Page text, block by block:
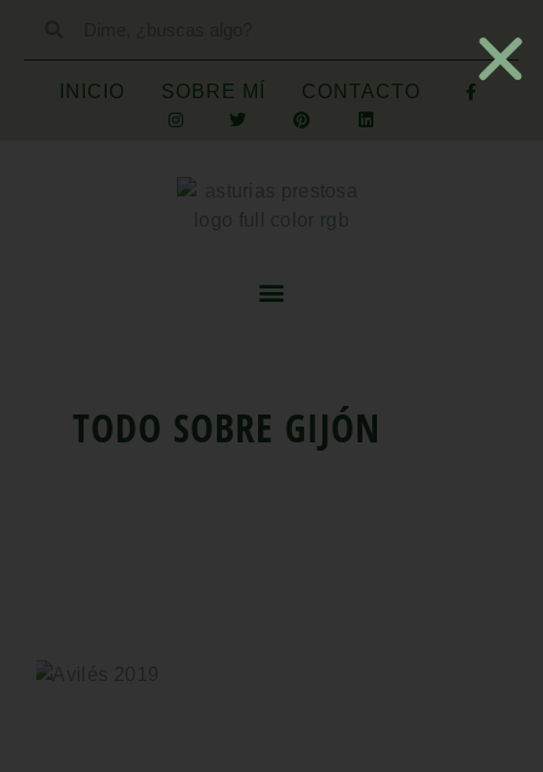
INICIO SOBRE MÍ CONTACTO
TODO SOBRE GIJÓN